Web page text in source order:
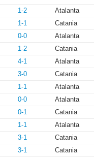
1-2 Atalanta
1-1 Catania
0-0 Atalanta
1-2 Catania
4-1 Atalanta
3-0 Catania
1-1 Atalanta
0-0 Atalanta
0-1 Catania
1-1 Atalanta
3-1 Catania
3-1
Catania